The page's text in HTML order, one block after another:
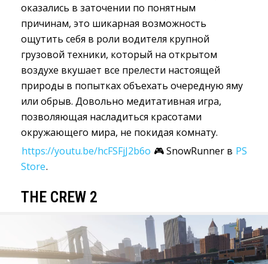
оказались в заточении по понятным
причинам, это шикарная возможность
ощутить себя в роли водителя крупной
грузовой техники, который на открытом
воздухе вкушает все прелести настоящей
природы в попытках объехать очередную яму
или обрыв. Довольно медитативная игра,
позволяющая насладиться красотами
окружающего мира, не покидая комнату.
https://youtu.be/hcFSFjJ2b6o 🎮 SnowRunner в PS
Store.
THE CREW 2